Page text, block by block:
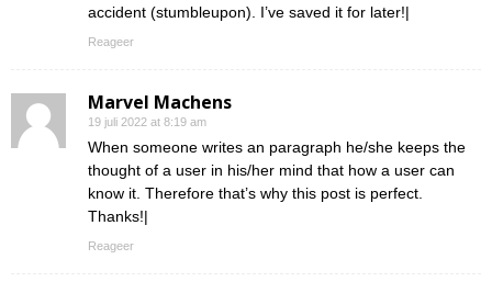
accident (stumbleupon). I’ve saved it for later!|
Reageer
Marvel Machens
19 juli 2022 at 8:19 am
When someone writes an paragraph he/she keeps the
thought of a user in his/her mind that how a user can
know it. Therefore that’s why this post is perfect.
Thanks!|
Reageer